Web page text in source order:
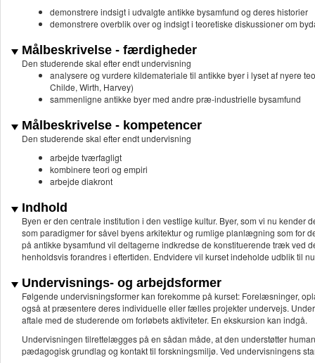
demonstrere indsigt i udvalgte antikke bysamfund og deres historier
demonstrere overblik over og indsigt i teoretiske diskussioner om
Målbeskrivelse - færdigheder
Den studerende skal efter endt undervisning
analysere og vurdere kildemateriale til antikke byer i lyset af nyere
Childe, Wirth, Harvey)
sammenligne antikke byer med andre præ-industrielle bysamfund
Målbeskrivelse - kompetencer
Den studerende skal efter endt undervisning
arbejde tværfagligt
kombinere teori og empiri
arbejde diakront
Indhold
Byen er den centrale institution i den vestlige kultur. Byer, som vi nu
som paradigmer for såvel byens arkitektur og rumlige planlægning som for
på antikke bysamfund vil deltagerne indkredse de konstituerende træk ved
henholdsvis forandres i eftertiden. Endvidere vil kurset indeholde udblik til
Undervisnings- og arbejdsformer
Følgende undervisningsformer kan forekomme på kurset: Forelæsninger,
også at præsentere deres individuelle eller fælles projekter undervejs.
aftale med de studerende om forløbets aktiviteter. En ekskursion kan indgå.
Undervisningen tilrettelægges på en sådan måde, at den understøtter
pædagogisk grundlag og kontakt til forskningsmiljø. Ved undervisningens